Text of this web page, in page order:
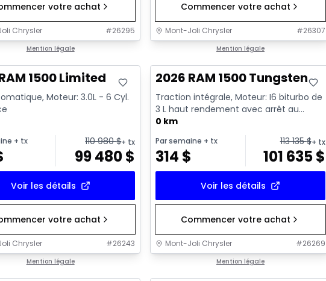
votre achat
Chrysler #26295
Mention légale
Commencer votre achat
Mont-Joli Chrysler #26307
Mention légale
1500 Limited
Moteur: 3.0L - 6 Cyl.
+ tx 110 980$+ tx
99 480$
Voir les détails
votre achat
Chrysler #26243
Mention légale
2026 RAM 1500 Tungsten
Traction intégrale, Moteur: I6 biturbo de
3 L haut rendement avec arrêt au
ralenti - 6 Cyl. - Essenc...
0 km
Par semaine + tx
314 $
113 135$+ tx
101 635$
Voir les détails
Commencer votre achat
Mont-Joli Chrysler #26269
Mention légale